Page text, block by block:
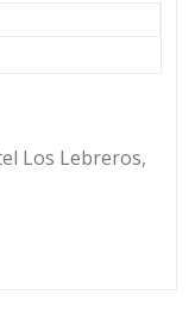
Los Lebreros,